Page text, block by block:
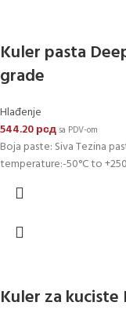
Kuler pasta
grade
Hlađenje
544.20рсдsa PDV-om
Boja paste: Siva Tezina
temperature:-50°C to
Kuler za kuciste